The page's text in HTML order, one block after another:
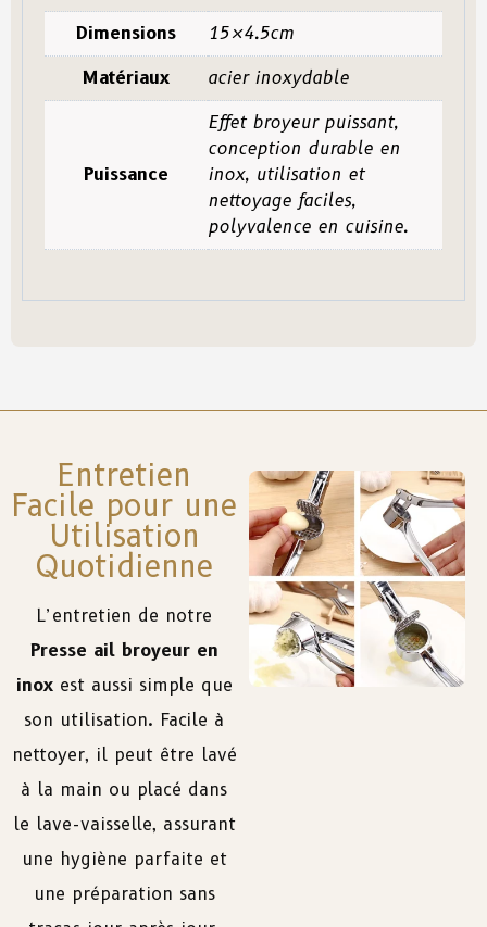
Dimensions 15×4.5cm
Matériaux acier inoxydable
Puissance
Effet broyeur puissant,
conception durable en
inox, utilisation et
nettoyage faciles,
polyvalence en cuisine.
Entretien
Facile pour une
Utilisation
Quotidienne
L’entretien de notre
Presse ail broyeur en
inoxest aussi simple que
son utilisation. Facile à
nettoyer, il peut être lavé
à la main ou placé dans
le lave-vaisselle, assurant
une hygiène parfaite et
une préparation sans